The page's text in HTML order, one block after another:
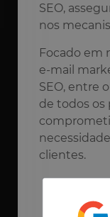
SEO,
nos
Focado em
e-mail
SEO, entre
de todos os
clientes.